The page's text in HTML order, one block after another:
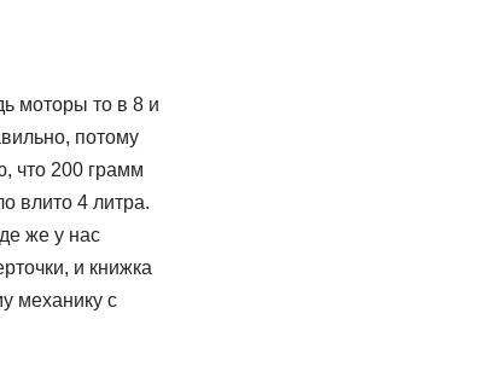
моторы то в 8 и
потому
что 200 грамм
влито 4 литра.
же у нас
и книжка
механику с